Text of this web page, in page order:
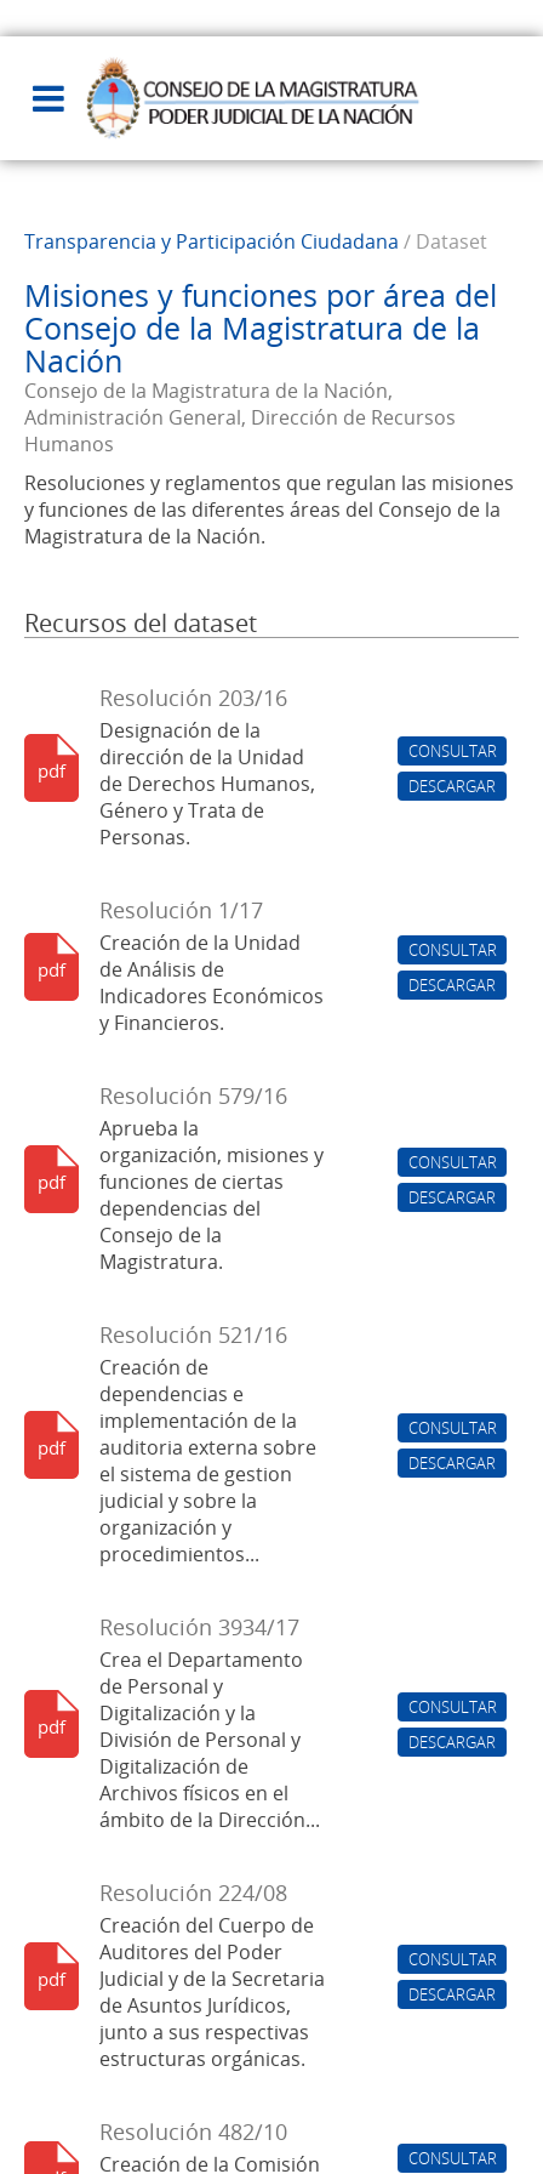
Transparencia y Participación Ciudadana / Dataset
Misiones y funciones por área del
Consejo de la Magistratura de la
Nación
Consejo de la Magistratura de la Nación,
Administración General, Dirección de Recursos
Humanos
Resoluciones y reglamentos que regulan las misiones
y funciones de las diferentes áreas del Consejo de la
Magistratura de la Nación.
Recursos del dataset
CONSULTAR
DESCARGAR
Resolución 203/16
Designación de la
dirección de la Unidad
de Derechos Humanos,
Género y Trata de
Personas.
pdf
CONSULTAR
DESCARGAR
Resolución 1/17
Creación de la Unidad
de Análisis de
Indicadores Económicos
y Financieros.
pdf
CONSULTAR
DESCARGAR
Resolución 579/16
Aprueba la
organización, misiones y
funciones de ciertas
dependencias del
Consejo de la
Magistratura.
pdf
CONSULTAR
DESCARGAR
Resolución 521/16
Creación de
dependencias e
implementación de la
auditoria externa sobre
el sistema de gestion
judicial y sobre la
organización y
procedimientos...
pdf
CONSULTAR
DESCARGAR
Resolución 3934/17
Crea el Departamento
de Personal y
Digitalización y la
División de Personal y
Digitalización de
Archivos físicos en el
ámbito de la Dirección...
pdf
CONSULTAR
DESCARGAR
Resolución 224/08
Creación del Cuerpo de
Auditores del Poder
Judicial y de la Secretaria
de Asuntos Jurídicos,
junto a sus respectivas
estructuras orgánicas.
pdf
CONSULTAR
Resolución 482/10
Creación de la Comisión